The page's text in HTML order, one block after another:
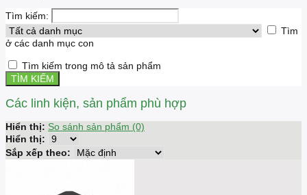
Tìm kiếm:
Tìm
ở các danh mục con
Tìm kiếm trong mô tả sản phẩm
Các linh kiện, sản phẩm phù hợp
Hiển thị: So sánh sản phẩm (0)
Hiển thị:
Sắp xếp theo: